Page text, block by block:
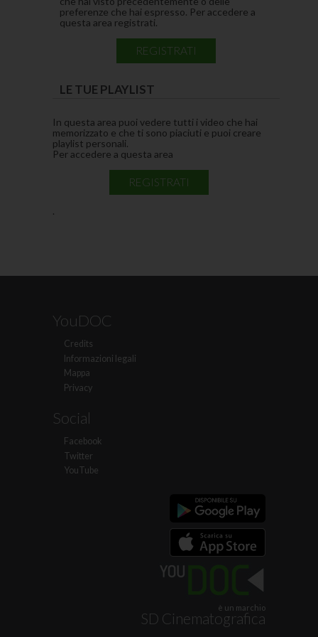
preferenze che hai espresso. Per accedere a
questa area registrati.
REGISTRATI
LE TUE PLAYLIST
In questa area puoi vedere tutti i video che hai
memorizzato e che ti sono piaciuti e puoi creare
playlist personali.
Per accedere a questa area
REGISTRATI
.
YouDOC
Credits
Informazioni legali
Mappa
Privacy
Social
Facebook
Twitter
YouTube
è un marchio
SD Cinematografica